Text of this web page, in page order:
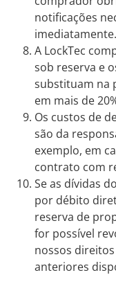
notificações
imediatamente.
A LockTec
sob reserva e
substituam na
em mais de
Os custos de
são da
exemplo, em
contrato com
Se as dívidas
por débito
reserva de
for possível
nossos
anteriores